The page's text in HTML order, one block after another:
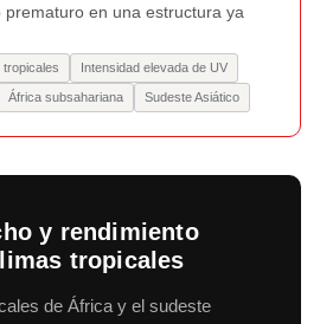
en una estructura ya
tropicales Intensidad elevada de UV
África subsahariana Sudeste Asiático
y rendimiento
tropicales
de África y el sudeste